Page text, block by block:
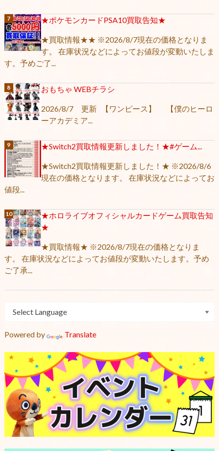
★ポケモンカードPSA10買取告知★
★買取情報★★ ※2026/8/7現在の価格となりま
す。 在庫状況などによってお値段が変動いたしま
す。予めご了...
おもちゃ WEBチラシ
2026/8/7 更新 【ワンピース】 【僕のヒーロ
ーアカデミア...
★Switch2買取情報更新しました！★#ゲーム...
★Switch2買取情報更新しました！★ ※2026/8/6
現在の価格となります。 在庫状況などによってお
値段...
★ホロライブオフィシャルカードゲーム買取告知
★
★買取情報★ ※2026/8/7現在の価格となりま
す。 在庫状況などによってお値段が変動いたします。予め
ご了承...
Powered by Translate